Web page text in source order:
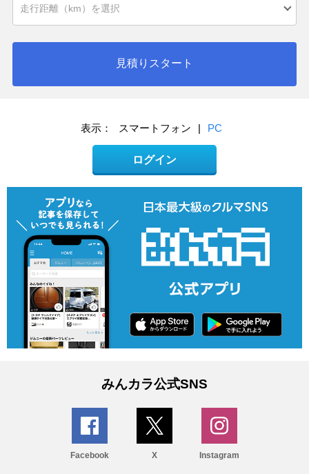
見積りスタート
表示： スマートフォン | PC
ログイン
みんカラ公式SNS
Facebook X Instagram